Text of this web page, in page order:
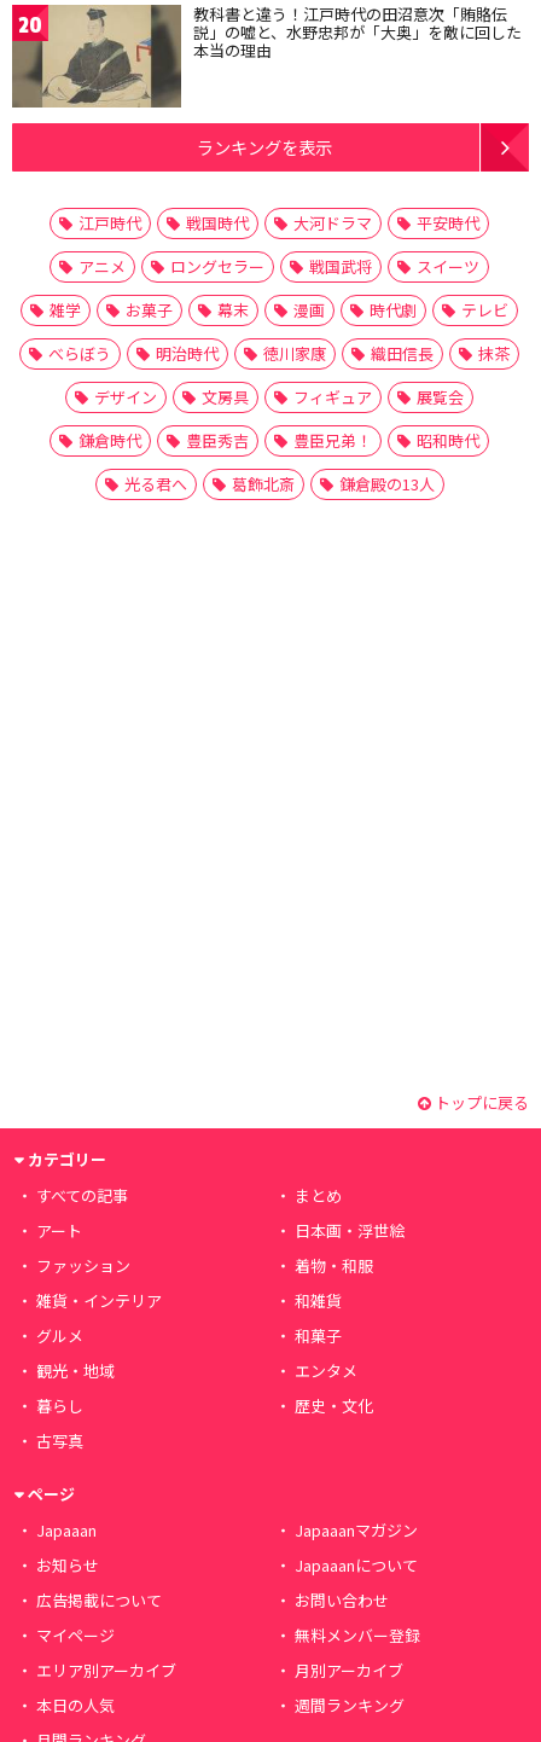
20 教科書と違う！江戸時代の田沼意次「賄賂伝
説」の嘘と、水野忠邦が「大奥」を敵に回した
本当の理由
ランキングを表示
江戸時代 戦国時代 大河ドラマ
平安時代
アニメ
ロングセラー 戦国武将
スイーツ
雑学
お菓子 幕末 漫画 時代劇
テレビ
べらぼう
明治時代 徳川家康 織田信長
抹茶
デザイン
文房具 フィギュア
展覧会
鎌倉時代
豊臣秀吉 豊臣兄弟！
昭和時代
光る君へ
葛飾北斎 鎌倉殿の13人
トップに戻る
カテゴリー
すべての記事
まとめ
アート
日本画・浮世絵
ファッション
着物・和服
雑貨・インテリア
和雑貨
グルメ
和菓子
観光・地域
エンタメ
暮らし
歴史・文化
古写真
ページ
Japaaan
Japaaanマガジン
お知らせ
Japaaanについて
広告掲載について
お問い合わせ
マイページ
無料メンバー登録
エリア別アーカイブ
月別アーカイブ
本日の人気
週間ランキング